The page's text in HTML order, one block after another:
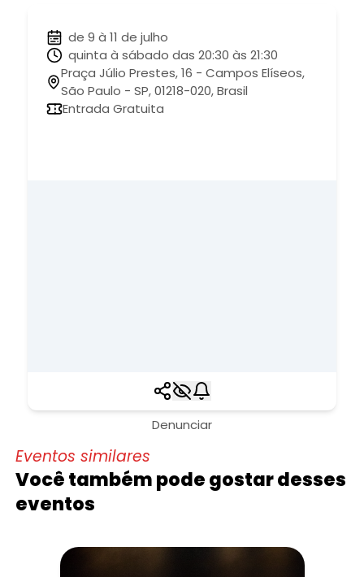
de 9 à 11 de julho
quinta à sábado das 20:30 às 21:30
Praça Júlio Prestes, 16 - Campos Elíseos,
São Paulo - SP, 01218-020, Brasil
Entrada Gratuita
Denunciar
Eventos similares
Você também pode gostar desses
eventos